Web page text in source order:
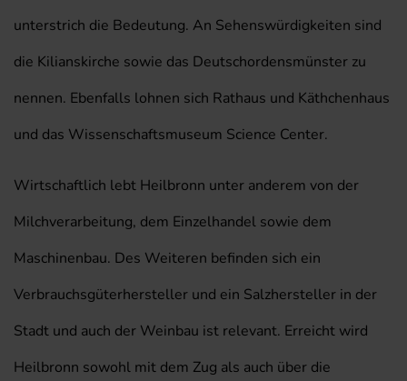
unterstrich die Bedeutung. An Sehenswürdigkeiten sind
die Kilianskirche sowie das Deutschordensmünster zu
nennen. Ebenfalls lohnen sich Rathaus und Käthchenhaus
und das Wissenschaftsmuseum Science Center.
Wirtschaftlich lebt Heilbronn unter anderem von der
Milchverarbeitung, dem Einzelhandel sowie dem
Maschinenbau. Des Weiteren befinden sich ein
Verbrauchsgüterhersteller und ein Salzhersteller in der
Stadt und auch der Weinbau ist relevant. Erreicht wird
Heilbronn sowohl mit dem Zug als auch über die